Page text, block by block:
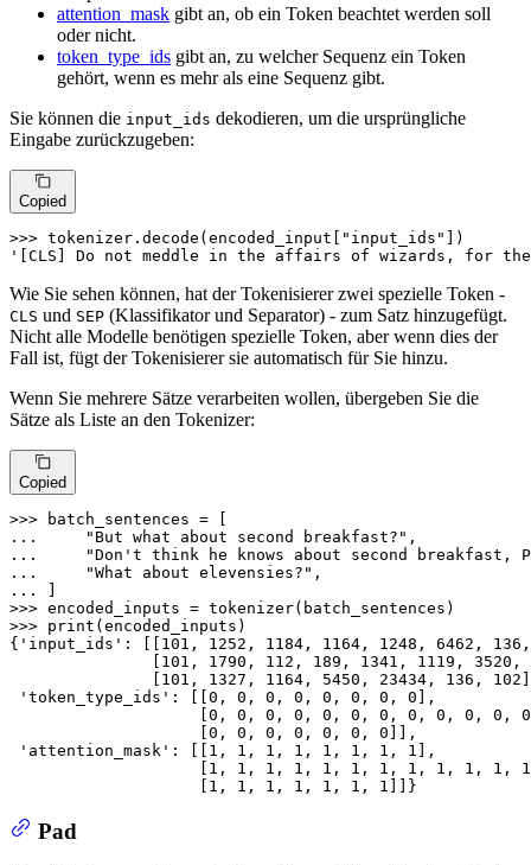
attention_mask gibt an, ob ein Token beachtet werden soll
oder nicht.
token_type_ids gibt an, zu welcher Sequenz ein Token
gehört, wenn es mehr als eine Sequenz gibt.
Sie können die input_ids dekodieren, um die ursprüngliche
Eingabe zurückzugeben:
Copied
>>> tokenizer.decode(encoded_input[ "input_ids"
'[CLS] Do not meddle in the affairs of wizards, for
Wie Sie sehen können, hat der Tokenisierer zwei spezielle Token -
CLS und SEP (Klassifikator und Separator) - zum Satz hinzugefügt.
Nicht alle Modelle benötigen spezielle Token, aber wenn dies der
Fall ist, fügt der Tokenisierer sie automatisch für Sie hinzu.
Wenn Sie mehrere Sätze verarbeiten wollen, übergeben Sie die
Sätze als Liste an den Tokenizer:
Copied
>>>
...
"But what about second breakfast?"
...
"Don't think he knows about second breakfast,
...
"What about elevensies?"
...
>>>
>>> print (encoded_inputs)
{ 'input_ids' : [[ 101 , 1252 , 1184 , 1164 , 1248 , 6462 , 136
               [
101 , 1790 , 112 , 189 , 1341 , 1119 , 3520 ,
               [
101 , 1327 , 1164 , 5450 , 23434 , 136 , 102
'token_type_ids' : [[0 , 0 , 0 , 0 , 0 , 0 , 0 , 0 ],
                    [
0 , 0 , 0 , 0 , 0 , 0 , 0 , 0 , 0 , 0 , 0 , 0
                    [
0 , 0 , 0 , 0 , 0 , 0 , 0 ]],
'attention_mask' : [[ 1 , 1 , 1 , 1 , 1 , 1 , 1 , 1 ],
                    [
1 , 1 , 1 , 1 , 1 , 1 , 1 , 1 , 1 , 1 , 1 , 1
                    [
1 , 1 , 1 , 1 , 1 , 1 , 1 ]]}
Pad